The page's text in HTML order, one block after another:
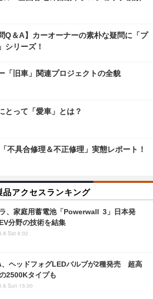
Q＆A】カーオーナーの素朴な疑問に「プ
シリーズ！
「旧車」関連プロジェクトの全貌
とって「愛車」とは？
不具合修理＆不正修理」実態レポート！
品アクセスランキング
、家庭用蓄電池「Powerwall 3」日本発
分野の技術を結集
Sat 6:02
、ヘッドフォグLEDバルブが2種発売 超高
2500Kタイプも
Sun 15:00